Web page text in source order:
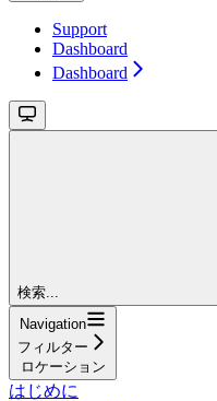
Support
Dashboard
Dashboard
検索...
Navigation
フィルター
ロケーション
はじめに